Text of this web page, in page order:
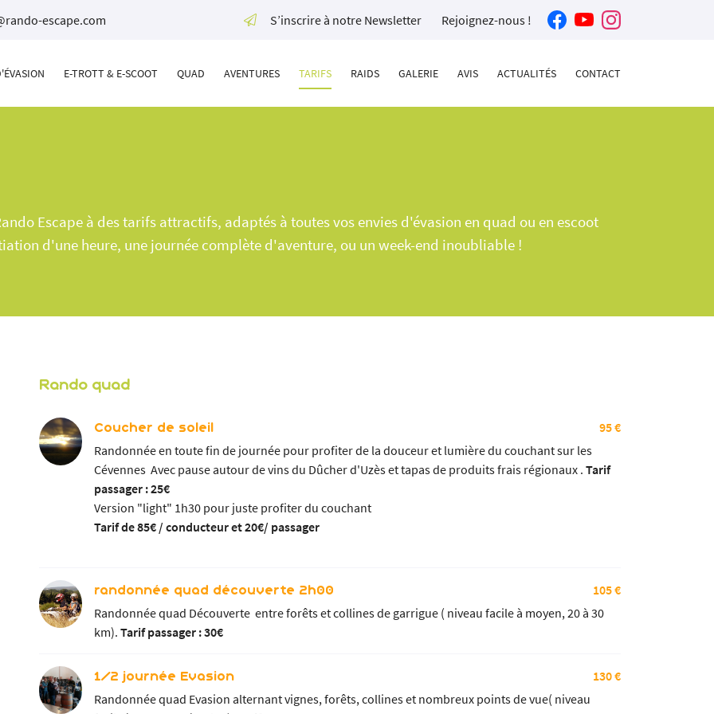
S’inscrire à notre Newsletter Rejoignez-nous !
E-TROTT & E-SCOOT QUAD AVENTURES TARIFS RAIDS GALERIE AVIS ACTUALITÉS CONTACT
le formulaire
Escape à des tarifs attractifs, adaptés à toutes vos envies d'évasion en quad ou en escoot
d'une heure, une journée complète d'aventure, ou un week-end inoubliable !
Rando quad
Coucher de soleil
95 €
Randonnée en toute fin de journée pour profiter de la douceur et lumière du couchant sur les
Cévennes Avec pause autour de vins du Dûcher d'Uzès et tapas de produits frais régionaux .Tarif
passager : 25€
Version "light" 1h30 pour juste profiter du couchant
Tarif de 85€ / conducteur et 20€/ passager
randonnée quad découverte 2h00
105 €
Randonnée quad Découverte entre forêts et collines de garrigue ( niveau facile à moyen, 20 à 30
km).Tarif passager : 30€
1/2 journée Evasion
130 €
Randonnée quad Evasion alternant vignes, forêts, collines et nombreux points de vue( niveau